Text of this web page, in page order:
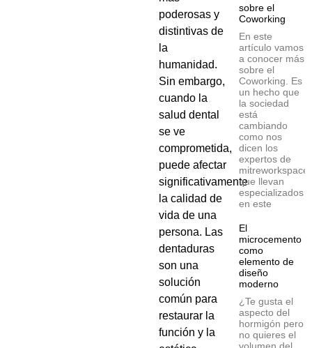
poderosas y
distintivas de
la
humanidad.
Sin embargo,
cuando la
salud dental
se ve
comprometida,
puede afectar
significativamente
la calidad de
vida de una
persona. Las
dentaduras
son una
solución
común para
restaurar la
función y la
sobre el
Coworking
En este
artículo vamos
a conocer más
sobre el
Coworking. Es
un hecho que
la sociedad
está
cambiando
como nos
dicen los
expertos de
que llevan
especializados
en este
El
microcemento
como
elemento de
diseño
moderno
¿Te gusta el
aspecto del
hormigón pero
no quieres el